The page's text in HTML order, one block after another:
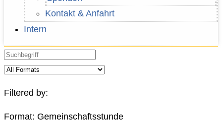
Kontakt & Anfahrt
Intern
Filtered by:
Format: Gemeinschaftsstunde